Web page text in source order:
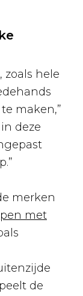
zoals hele
maken,”
deze
merken
met
de